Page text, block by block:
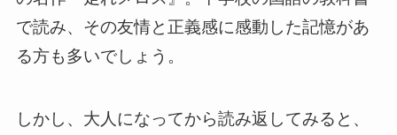
で読み、その友情と正義感に感動した記憶があ
る方も多いでしょう。
しかし、大人になってから読み返してみると、